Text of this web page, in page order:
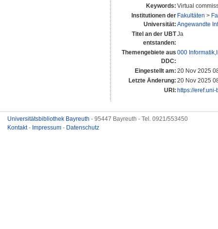
Keywords: Virtual
Institutionen der
Universität:
Fakultäten >
Angewandte
Titel an der UBT
entstanden:
Ja
Themengebiete aus
DDC:
000
Eingestellt am: 20 Nov 2025
Letzte Änderung: 20 Nov 2025
URI: https://
Universitätsbibliothek Bayreuth - 95447 Bayreuth - Tel. 0921/553450
Kontakt- Impressum - Datenschutz